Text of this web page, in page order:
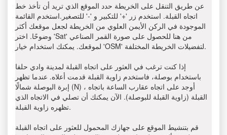
عن طريق التنقل على الخريطة حدد الموقع الذي تريد أن تأخذ خط
اتجاه القبلة. استخدم زر '+' للتكبير و '-' للتصغير.استخدم القائمة
الموجودة في الركن الأيمن العلوي من الخريطة لجعل موقعك أكثر
وضوحًا. اختر 'Sat' من هنا للحصول على صورة القمر الصناعي
لموقعك. يمكنك استخدام خيار 'OSM' لتفضيلات الخريطة المختلفة.
إذا كنت ترغب في العثور على اتجاه القبلة لمدينة وادي حلفا
باستخدام بوصلة، فاستخدم زاوية القبلة قدمت أعلاه. عندما تظهر
إبرة البوصلة شمالًا (N) ، أوجد على اتجاه عقارب الساعة باتجاه
القبلة (زاوية القبلة للبوصلة). الآن يمكنك أن تصلي في الاتجاه الذي
تظهره زاوية القبلة.
قم بتنشيط الموقع على جهازك المحمول للعثور على اتجاه القبلة